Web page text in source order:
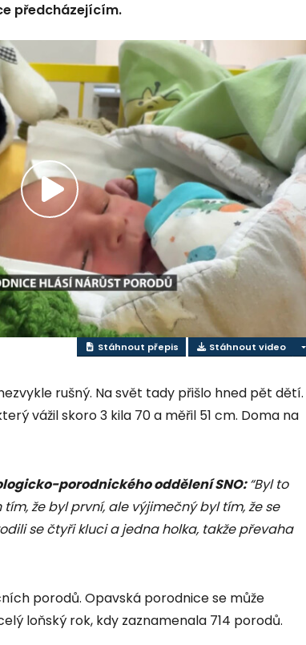
předcházejícím.
Přehrát
video
Stáhnout přepis Stáhnout video
rušný. Na svět tady přišlo hned pět dětí.
vážil skoro 3 kila 70 a měřil 51 cm. Doma na
porodnického oddělení SNO:“Byl to
že byl první, ale výjimečný byl tím, že se
se čtyři kluci a jedna holka, takže převaha
porodů. Opavská porodnice se může
loňský rok, kdy zaznamenala 714 porodů.